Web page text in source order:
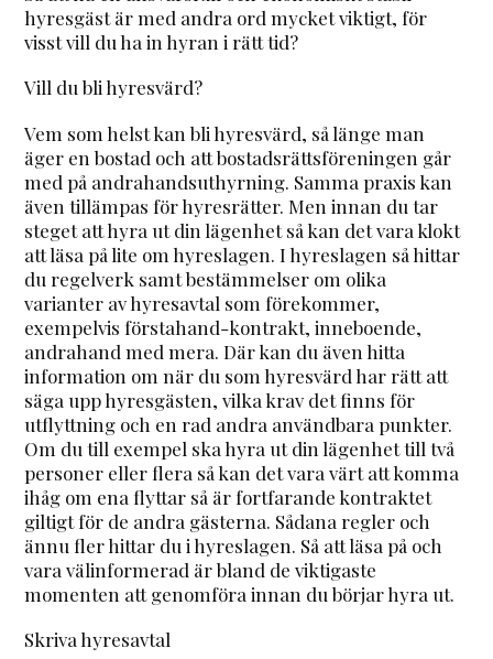
hyresgäst är med andra ord mycket viktigt, för
visst vill du ha in hyran i rätt tid?
Vill du bli hyresvärd?
Vem som helst kan bli hyresvärd, så länge man
äger en bostad och att bostadsrättsföreningen går
med på andrahandsuthyrning. Samma praxis kan
även tillämpas för hyresrätter. Men innan du tar
steget att hyra ut din lägenhet så kan det vara klokt
att läsa på lite om hyreslagen. I hyreslagen så hittar
du regelverk samt bestämmelser om olika
varianter av hyresavtal som förekommer,
exempelvis förstahand-kontrakt, inneboende,
andrahand med mera. Där kan du även hitta
information om när du som hyresvärd har rätt att
säga upp hyresgästen, vilka krav det finns för
utflyttning och en rad andra användbara punkter.
Om du till exempel ska hyra ut din lägenhet till två
personer eller flera så kan det vara värt att komma
ihåg om ena flyttar så är fortfarande kontraktet
giltigt för de andra gästerna. Sådana regler och
ännu fler hittar du i hyreslagen. Så att läsa på och
vara välinformerad är bland de viktigaste
momenten att genomföra innan du börjar hyra ut.
Skriva hyresavtal